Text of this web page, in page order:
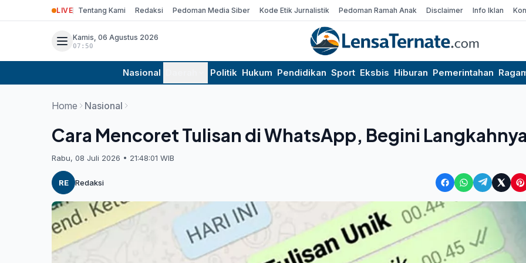
LIVE Tentang Kami Redaksi Pedoman Media Siber Kode Etik Jurnalistik Pedoman Ramah Anak Disclaimer Info Iklan
Kamis, 06 Agustus 2026
07:50
Nasional Politik Hukum Pendidikan Sport Eksbis Hiburan Pemerintahan
Home Nasional
Cara Mencoret Tulisan di WhatsApp, Begini Langkahnya
Rabu, 08 Juli 2026 • 21:48:01 WIB
RE Redaksi